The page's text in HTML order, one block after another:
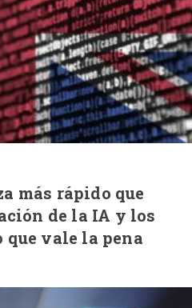
más rápido que
de la IA y los
que vale la pena